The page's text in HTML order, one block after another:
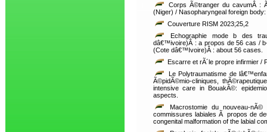
Corps Ã©tranger du cavumÂ
(Niger) / Nasopharyngeal foreign
Couverture RISM 2023;25,2
Echographie mode b des
dâ€™ivoire)Â : a propos de 56 cas /
(Cote dâ€™Ivoire)Â : about 56 cases.
Escarre et rÃ´le propre infirmier /
Le Polytraumatisme de
Ã©pidÃ©mio-cliniques,
intensive care in BouakÃ©:
aspects.
Macrostomie du nouveau-
commissures labiales Ã propos de
congenital malformation of the labial